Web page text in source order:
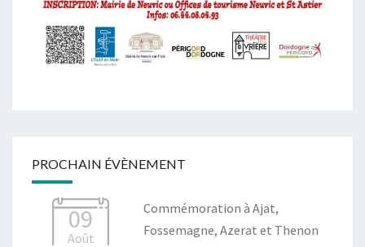
PROCHAIN ÉVÈNEMENT
09
Août
Commémoration à Ajat,
Fossemagne, Azerat et Thenon